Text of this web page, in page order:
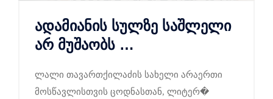
ადამიანის სულზე საშლელი
არ მუშაობს …
ლალი თავართქილაძის სახელი არაერთი
მოსწავლისთვის ცოდნასთან, ლიტერ�